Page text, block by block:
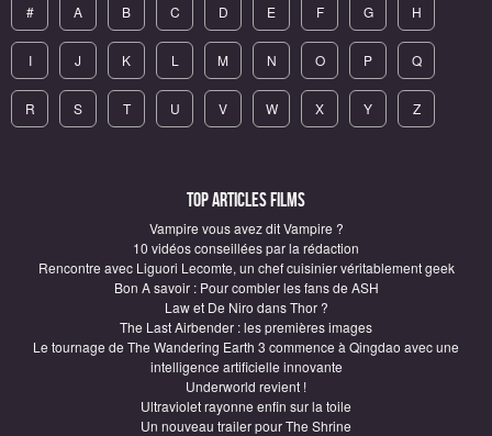
# A B C D E F G H
I J K L M N O P Q
R S T U V W X Y Z
Top articles Films
Vampire vous avez dit Vampire ?
10 vidéos conseillées par la rédaction
Rencontre avec Liguori Lecomte, un chef cuisinier véritablement geek
Bon A savoir : Pour combler les fans de ASH
Law et De Niro dans Thor ?
The Last Airbender : les premières images
Le tournage de The Wandering Earth 3 commence à Qingdao avec une
intelligence artificielle innovante
Underworld revient !
Ultraviolet rayonne enfin sur la toile
Un nouveau trailer pour The Shrine